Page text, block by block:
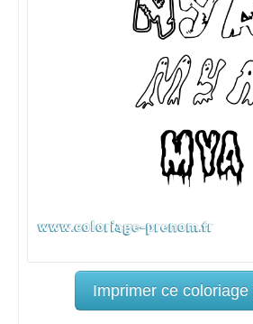
Imprimer ce coloriage